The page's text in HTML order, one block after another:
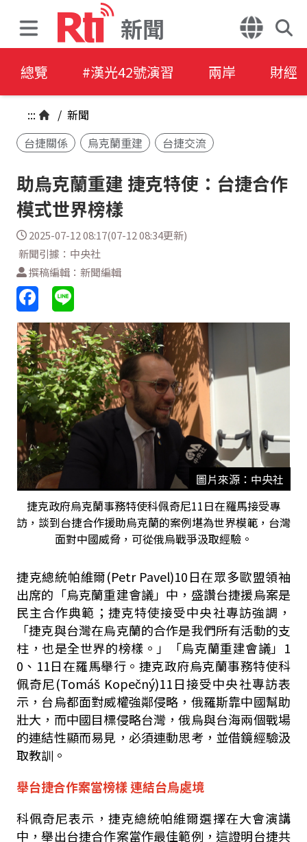
新聞
總覽 #漢光42號演習 兩岸 財經
::: / 新聞
台捷關係
烏克蘭重建 台捷交流
助烏克蘭重建 捷克特使：台捷合作
模式世界榜樣
2025-07-12 08:17(07-12 08:34更新)
新聞引據：中央社
撰稿編輯：新聞編輯
圖片來源：中央社
捷克政府烏克蘭事務特使科佩奇尼11日在羅馬接受專
訪，談到台捷合作援助烏克蘭的案例堪為世界模範，台灣
面對中國威脅，可從俄烏戰爭汲取經驗。
捷克總統帕維爾(Petr Pavel)10日在眾多歐盟領袖
出席的「烏克蘭重建會議」中，盛讚台捷援烏案是
民主合作典範；捷克特使接受中央社專訪強調，
「捷克與台灣在烏克蘭的合作是我們所有活動的支
柱，也是全世界的榜樣。」「烏克蘭重建會議」1
0、11日在羅馬舉行。捷克政府烏克蘭事務特使科
佩奇尼(Tomáš Kopečný)11日接受中央社專訪表
示，台烏都面對威權強鄰侵略，俄羅斯靠中國幫助
壯大，而中國目標侵略台灣，俄烏與台海兩個戰場
的連結性顯而易見，必須連動思考，並借鏡經驗汲
取教訓。
舉台捷合作案當榜樣 連結台烏處境
科佩奇尼表示，捷克總統帕維爾選擇在大會演講
中，舉出台捷合作案當作最佳範例，這證明台捷共